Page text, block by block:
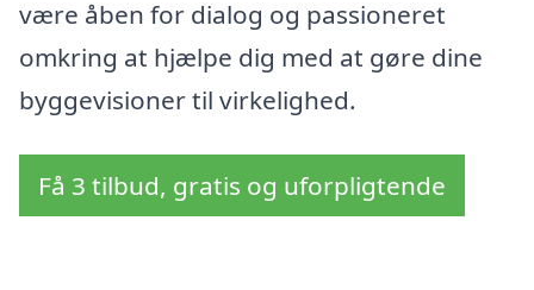
være åben for dialog og passioneret
omkring at hjælpe dig med at gøre dine
byggevisioner til virkelighed.
Få 3 tilbud, gratis og uforpligtende